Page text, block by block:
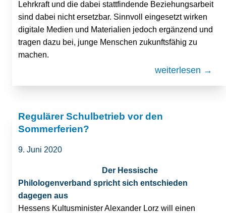
Lehrkraft und die dabei stattfindende Beziehungsarbeit
sind dabei nicht ersetzbar. Sinnvoll eingesetzt wirken
digitale Medien und Materialien jedoch ergänzend und
tragen dazu bei, junge Menschen zukunftsfähig zu
machen.
weiterlesen →
Regulärer Schulbetrieb vor den
Sommerferien?
9. Juni 2020
Der Hessische
Philologenverband spricht sich entschieden
dagegen aus
Hessens Kultusminister Alexander Lorz will einen